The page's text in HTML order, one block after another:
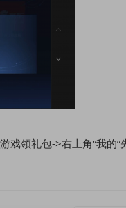
戏领礼包->右上角“我的